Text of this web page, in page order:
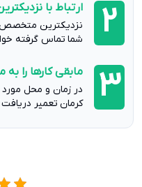
2 ارتباط با
نزدیکترین
شما تماس گرفته
3 مابقی کارها را
در زمان و محل
کرمان تعمیر